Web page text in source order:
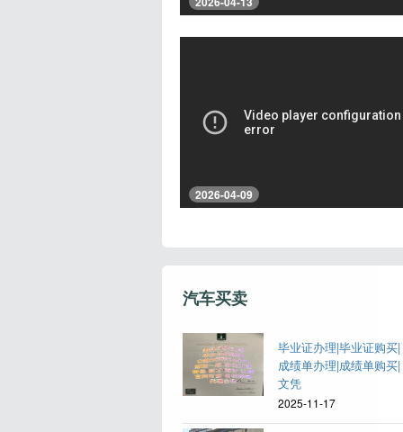
2026-04-09
汽车买卖
毕业证办理|毕业证购买|
成绩单办理|成绩单购买|
文凭
2025-11-17